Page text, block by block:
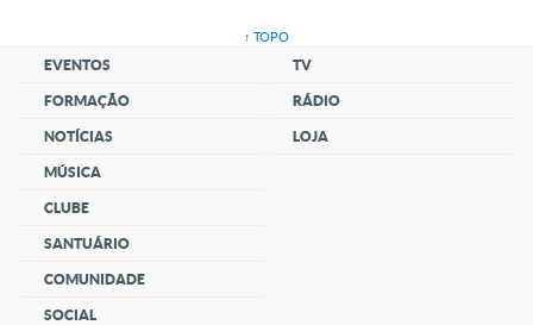
↑ TOPO
EVENTOS
FORMAÇÃO
NOTÍCIAS
MÚSICA
CLUBE
SANTUÁRIO
COMUNIDADE
SOCIAL
TV
RÁDIO
LOJA